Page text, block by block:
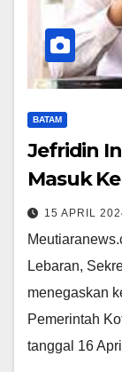
BATAM
Jefridin
Masuk
15 APRIL
Lebaran,
menegaskan
Pemerintah
tanggal 16